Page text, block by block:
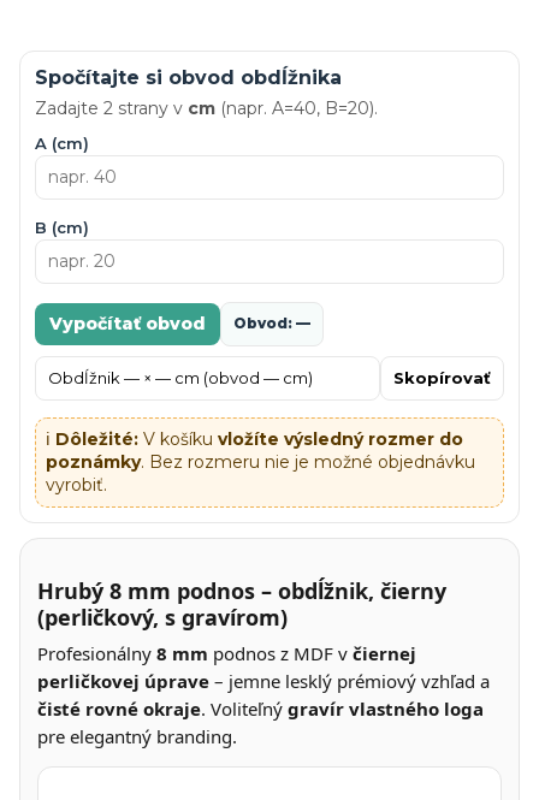
Spočítajte si obvod obdĺžnika
Zadajte 2 strany v cm (napr. A=40, B=20).
A (cm)
B (cm)
Vypočítať obvod Obvod: —
Skopírovať
ℹ️ Dôležité: V košíku vložíte výsledný rozmer do
poznámky. Bez rozmeru nie je možné objednávku
vyrobiť.
Hrubý 8 mm podnos – obdĺžnik, čierny
(perličkový, s gravírom)
Profesionálny 8 mm podnos z MDF v čiernej
perličkovej úprave – jemne lesklý prémiový vzhľad a
čisté rovné okraje. Voliteľný gravír vlastného loga
pre elegantný branding.